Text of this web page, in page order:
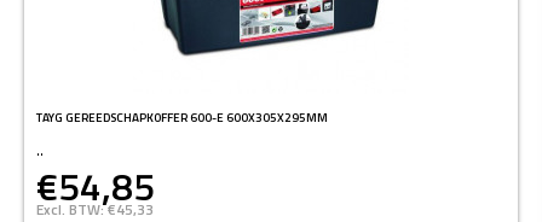
TAYG GEREEDSCHAPKOFFER 600-E 600X305X295MM
..
€54,85
Excl. BTW: €45,33